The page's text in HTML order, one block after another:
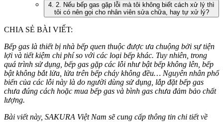
4. 2. Nếu bếp gas gặp lỗi mà tôi không biết cách xử lý thì
tôi có nên gọi cho nhân viên sửa chữa, hay tự xử lý?
CHIA SẺ BÀI VIẾT:
Bếp gas là thiết bị nhà bếp quen thuộc được ưa chuộng bởi sự tiện
lợi và tiết kiệm chi phí so với các loại bếp khác. Tuy nhiên, trong
quá trình sử dụng, bếp gas gặp các lỗi như bật bếp không lên, bếp
bật không bắt lửa, lửa trên bếp cháy không đều… Nguyên nhân phổ
biến của các lỗi này là do người dùng sử dụng, lắp đặt bếp gas
chưa đúng cách hoặc mua bếp gas và bình gas chưa đảm bảo chất
lượng.
Bài viết này, SAKURA Việt Nam sẽ cung cấp thông tin chi tiết về